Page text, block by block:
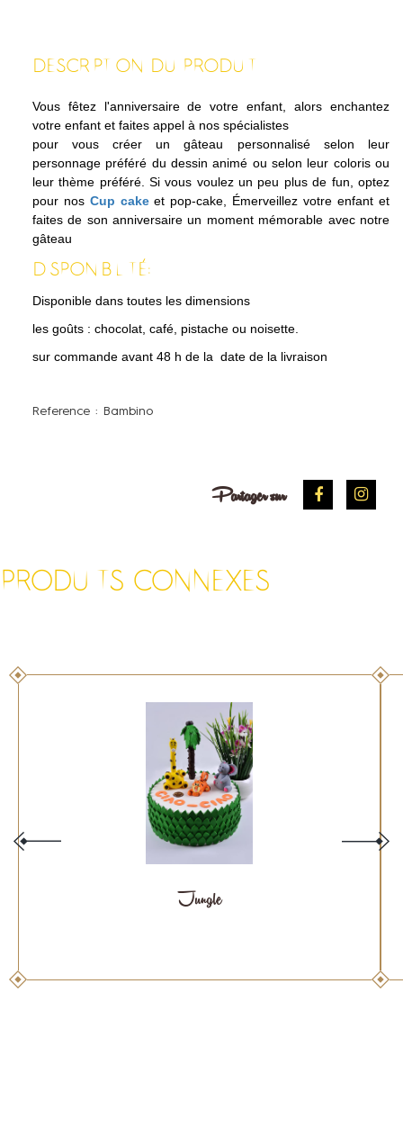
DESCRIPTION DU PRODUIT
Vous fêtez l'anniversaire de votre enfant, alors enchantez
votre enfant et faites appel à nos spécialistes
pour vous créer un gâteau personnalisé selon leur
personnage préféré du dessin animé ou selon leur coloris ou
leur thème préféré. Si vous voulez un peu plus de fun, optez
pour nos Cup cakeet pop-cake, Émerveillez votre enfant et
faites de son anniversaire un moment mémorable avec notre
gâteau
DISPONIBILITÉ:
Disponible dans toutes les dimensions
les goûts : chocolat, café, pistache ou noisette.
sur commande avant 48 h de la date de la livraison
Reference : Bambino
Partager sur
PRODUITS CONNEXES
Jungle